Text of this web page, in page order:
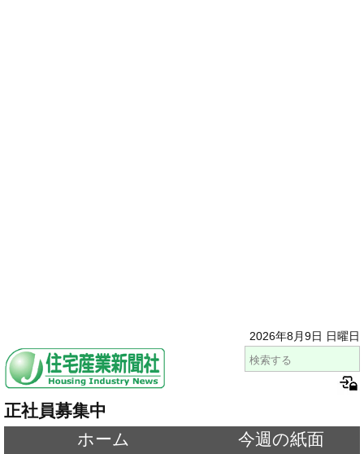
2026年8月9日 日曜日
正社員募集中
ホーム
今週の紙面